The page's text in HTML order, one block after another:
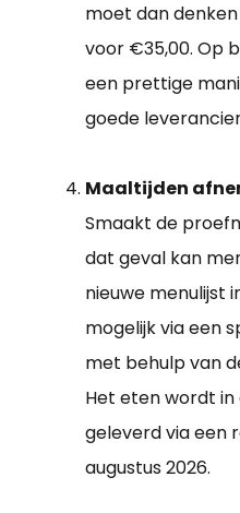
moet dan
voor €35,00. Op
een prettige
goede
Maaltijden
Smaakt de
dat geval kan
nieuwe menulijst
mogelijk via een
met behulp van
Het eten wordt
geleverd via een
augustus 2026.